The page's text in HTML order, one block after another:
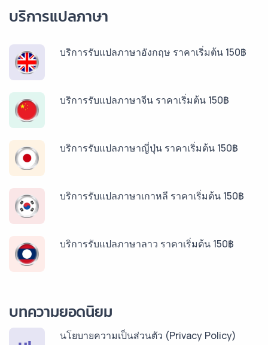
บริการแปลภาษา
บริการรับแปลภาษาอังกฤษ ราคาเริ่มต้น 150฿
บริการรับแปลภาษาจีน ราคาเริ่มต้น 150฿
บริการรับแปลภาษาญี่ปุ่น ราคาเริ่มต้น 150฿
บริการรับแปลภาษาเกาหลี ราคาเริ่มต้น 150฿
บริการรับแปลภาษาลาว ราคาเริ่มต้น 150฿
บริการรับแปลภาษากัมพูชา ราคาเริ่มต้น 150฿
บทความยอดนิยม
นโยบายความเป็นส่วนตัว (Privacy Policy)